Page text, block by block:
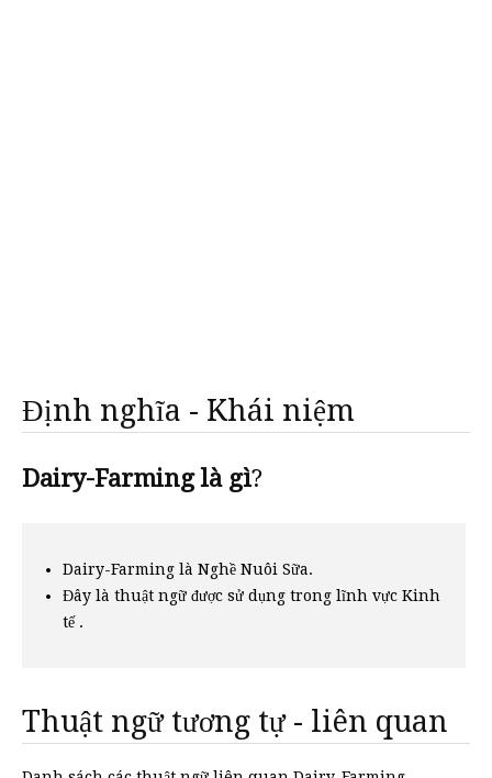
Định nghĩa - Khái niệm
Dairy-Farming là gì?
Dairy-Farming là Nghề Nuôi Sữa.
Đây là thuật ngữ được sử dụng trong lĩnh vực Kinh
tế .
Thuật ngữ tương tự - liên quan